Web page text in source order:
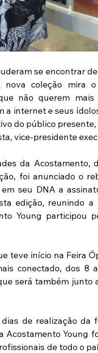
se encontrar
nova coleção mira
não querem
a internet e seus
do público
vice-presidente
da Acostamento,
foi anunciado o
seu DNA a
edição, reunindo
Young participou
teve início na Feira
conectado, dos 8
será também junto
de realização da
Young
de todo o